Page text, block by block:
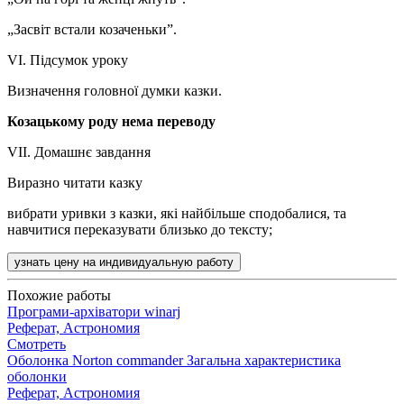
„Засвіт встали козаченьки”.
VI. Підсумок уроку
Визначення головної думки казки.
Козацькому роду нема переводу
VII. Домашнє завдання
Виразно читати казку
вибрати уривки з казки, які найбільше сподобалися, та
навчитися переказувати близько до тексту;
узнать цену на индивидуальную работу
Похожие работы
Програми-архіватори winarj
Реферат, Астрономия
Смотреть
Оболонка Norton commander Загальна характеристика
оболонки
Реферат, Астрономия